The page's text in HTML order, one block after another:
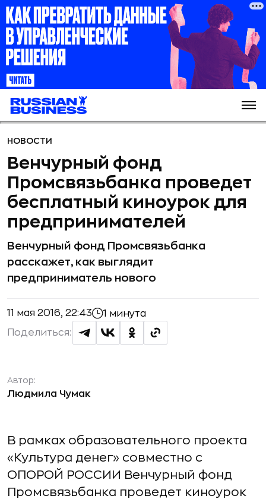
НОВОСТИ
Венчурный фонд
Промсвязьбанка проведет
бесплатный киноурок для
предпринимателей
Венчурный фонд Промсвязьбанка
расскажет, как выглядит
предприниматель нового
11 мая 2016, 22:43 1 минута
Поделиться:
Автор:
Людмила Чумак
В рамках образовательного проекта
«Культура денег» совместно с
ОПОРОЙ РОССИИ Венчурный фонд
Промсвязьбанка проведет киноурок